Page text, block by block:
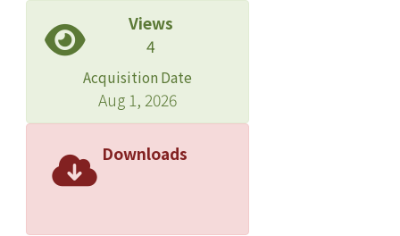
Views
4
Acquisition Date
Aug 1, 2026
Downloads